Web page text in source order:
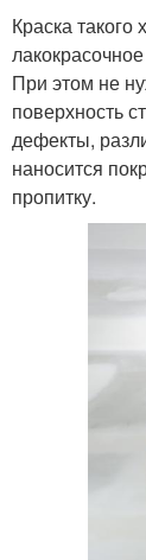
Краска такого
При этом не
поверхность
дефекты,
наносится
пропитку.